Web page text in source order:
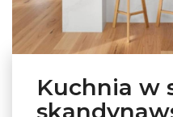
Kuchnia w